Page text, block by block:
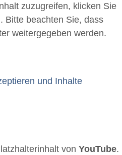
zuzugreifen, klicken Sie
Bitte beachten Sie, dass
weitergegeben werden.
und Inhalte
von YouTube.